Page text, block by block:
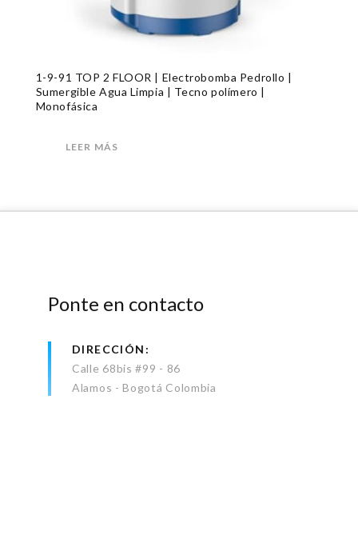
1-9-91 TOP 2 FLOOR | Electrobomba Pedrollo |
Sumergible Agua Limpia | Tecno polímero |
Monofásica
LEER MÁS
Ponte en contacto
DIRECCIÓN
Calle 68bis #99 - 86
Alamos - Bogotá Colombia